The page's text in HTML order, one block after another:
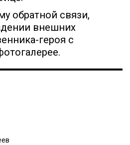
обратной связи,
внешних
героя с